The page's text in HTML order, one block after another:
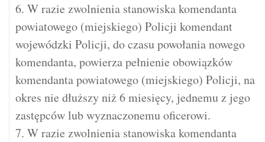
6. W razie zwolnienia stanowiska komendanta
powiatowego (miejskiego) Policji komendant
wojewódzki Policji, do czasu powołania nowego
komendanta, powierza pełnienie obowiązków
komendanta powiatowego (miejskiego) Policji, na
okres nie dłuższy niż 6 miesięcy, jednemu z jego
zastępców lub wyznaczonemu oficerowi.
7. W razie zwolnienia stanowiska komendanta